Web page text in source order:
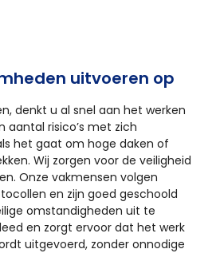
uitvoeren op
denkt u al snel aan het werken
aantal risico’s met zich
het gaat om hoge daken of
Wij zorgen voor de veiligheid
Onze vakmensen volgen
en zijn goed geschoold
omstandigheden uit te
en zorgt ervoor dat het werk
uitgevoerd, zonder onnodige